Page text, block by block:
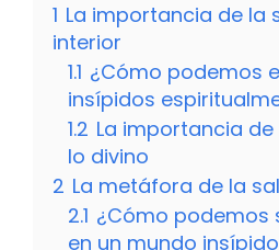
1 La importancia de la
interior
1.1 ¿Cómo podemos
insípidos
1.2 La importancia
lo divino
2 La metáfora de la
2.1 ¿Cómo podemos
en un mundo